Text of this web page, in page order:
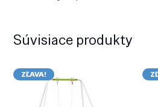
Súvisiace produkty
ZĽAVA!